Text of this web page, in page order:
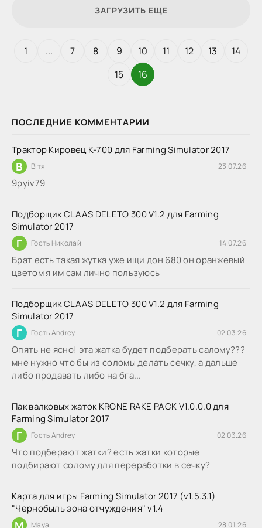
ПОСЛЕДНИЕ КОММЕНТАРИИ
Трактор Кировец К-700 для Farming Simulator 2017
В Вітя 23.07.26
9руіv79
Подборщик CLAAS DELETO 300 V1.2 для Farming
Simulator 2017
Г Гость Николай 14.07.26
Брат есть такая жутка уже ищи дон 680 он оранжевый
цветом я им сам лично пользуюсь
Подборщик CLAAS DELETO 300 V1.2 для Farming
Simulator 2017
Г Гость Andrey 02.03.26
Опять не ясно! эта жатка будет подберать салому???
мне нужно что бы из соломы делать сечку, а дальше
либо продавать либо на бга...
Пак валковых жаток KRONE RAKE PACK V1.0.0.0 для
Farming Simulator 2017
Г Гость Andrey 02.03.26
Что подберают жатки? есть жатки которые
подбирают солому для переработки в сечку?
Карта для игры Farming Simulator 2017 (v1.5.3.1)
"Чернобыль зона отчуждения" v1.4
M Maya 28.01.26
ЗАГРУЗИТЬ ЕЩЕ
1 ... 7 8 9 10 11 12 13
14
15
16